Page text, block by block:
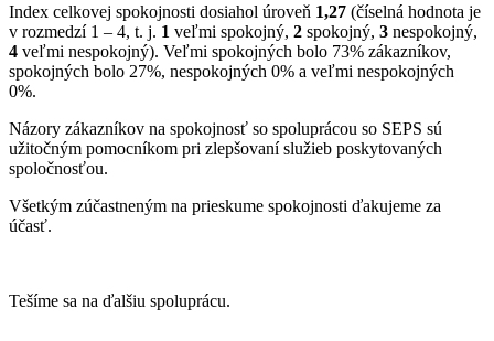
Index celkovej spokojnosti dosiahol úroveň 1,27 (číselná hodnota je
v rozmedzí 1 – 4, t. j. 1 veľmi spokojný, 2 spokojný, 3 nespokojný,
4 veľmi nespokojný). Veľmi spokojných bolo 73% zákazníkov,
spokojných bolo 27%, nespokojných 0% a veľmi nespokojných
0%.
Názory zákazníkov na spokojnosť so spoluprácou so SEPS sú
užitočným pomocníkom pri zlepšovaní služieb poskytovaných
spoločnosťou.
Všetkým zúčastneným na prieskume spokojnosti ďakujeme za
účasť.
Tešíme sa na ďalšiu spoluprácu.